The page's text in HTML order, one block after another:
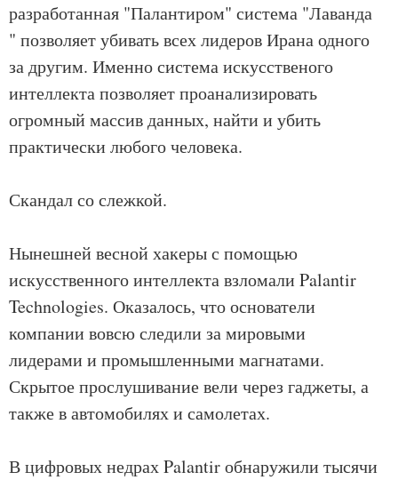
разработанная "Палантиром" система "Лаванда
" позволяет убивать всех лидеров Ирана одного
за другим. Именно система искусственого
интеллекта позволяет проанализировать
огромный массив данных, найти и убить
практически любого человека.
Скандал со слежкой.
Нынешней весной хакеры с помощью
искусственного интеллекта взломали Palantir
Technologies. Оказалось, что основатели
компании вовсю следили за мировыми
лидерами и промышленными магнатами.
Скрытое прослушивание вели через гаджеты, а
также в автомобилях и самолетах.
В цифровых недрах Palantir обнаружили тысячи